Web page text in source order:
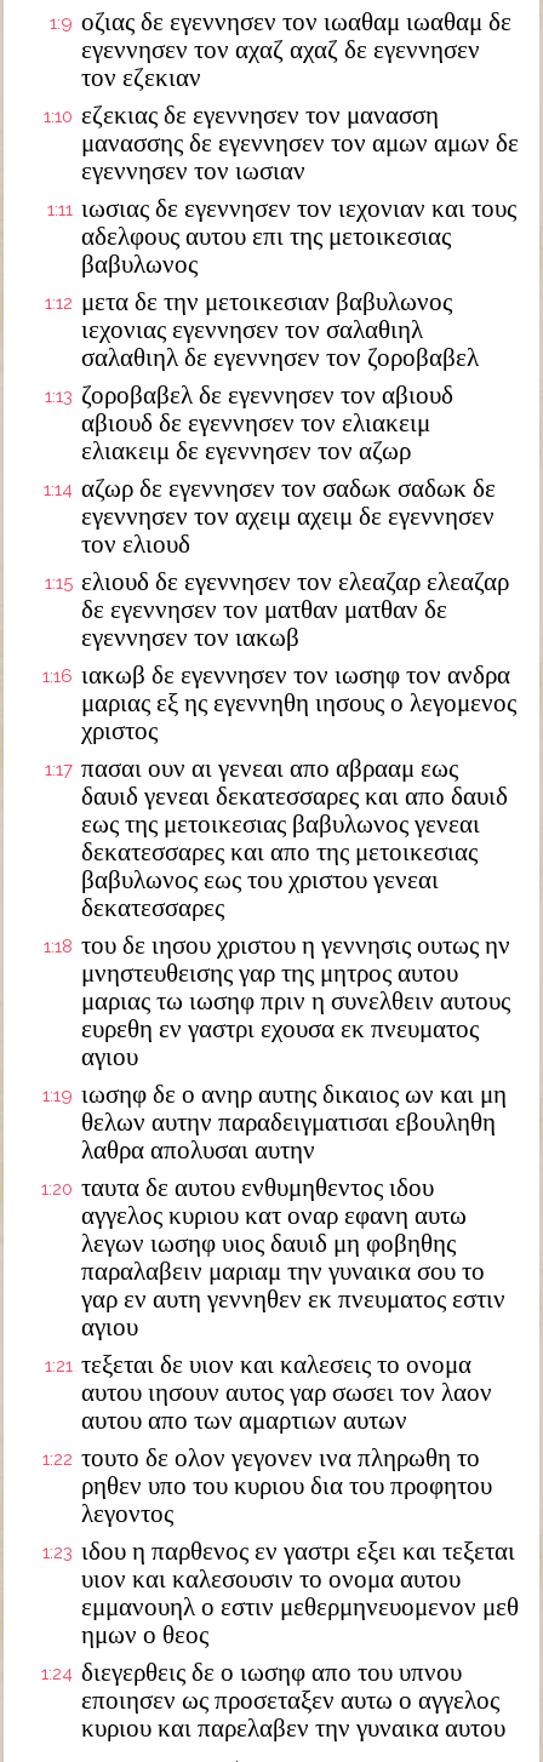
1:9 οζιας δε εγεννησεν τον ιωαθαμ ιωαθαμ δε
εγεννησεν τον αχαζ αχαζ δε εγεννησεν
τον εζεκιαν
1:10 εζεκιας δε εγεννησεν τον μανασση
μανασσης δε εγεννησεν τον αμων αμων δε
εγεννησεν τον ιωσιαν
1:11 ιωσιας δε εγεννησεν τον ιεχονιαν και τους
αδελφους αυτου επι της μετοικεσιας
βαβυλωνος
1:12 μετα δε την μετοικεσιαν βαβυλωνος
ιεχονιας εγεννησεν τον σαλαθιηλ
σαλαθιηλ δε εγεννησεν τον ζοροβαβελ
1:13 ζοροβαβελ δε εγεννησεν τον αβιουδ
αβιουδ δε εγεννησεν τον ελιακειμ
ελιακειμ δε εγεννησεν τον αζωρ
1:14 αζωρ δε εγεννησεν τον σαδωκ σαδωκ δε
εγεννησεν τον αχειμ αχειμ δε εγεννησεν
τον ελιουδ
1:15 ελιουδ δε εγεννησεν τον ελεαζαρ ελεαζαρ
δε εγεννησεν τον ματθαν ματθαν δε
εγεννησεν τον ιακωβ
1:16 ιακωβ δε εγεννησεν τον ιωσηφ τον ανδρα
μαριας εξ ης εγεννηθη ιησους ο λεγομενος
χριστος
1:17 πασαι ουν αι γενεαι απο αβρααμ εως
δαυιδ γενεαι δεκατεσσαρες και απο δαυιδ
εως της μετοικεσιας βαβυλωνος γενεαι
δεκατεσσαρες και απο της μετοικεσιας
βαβυλωνος εως του χριστου γενεαι
δεκατεσσαρες
1:18 του δε ιησου χριστου η γεννησις ουτως ην
μνηστευθεισης γαρ της μητρος αυτου
μαριας τω ιωσηφ πριν η συνελθειν αυτους
ευρεθη εν γαστρι εχουσα εκ πνευματος
αγιου
1:19 ιωσηφ δε ο ανηρ αυτης δικαιος ων και μη
θελων αυτην παραδειγματισαι εβουληθη
λαθρα απολυσαι αυτην
1:20 ταυτα δε αυτου ενθυμηθεντος ιδου
αγγελος κυριου κατ οναρ εφανη αυτω
λεγων ιωσηφ υιος δαυιδ μη φοβηθης
παραλαβειν μαριαμ την γυναικα σου το
γαρ εν αυτη γεννηθεν εκ πνευματος εστιν
αγιου
1:21 τεξεται δε υιον και καλεσεις το ονομα
αυτου ιησουν αυτος γαρ σωσει τον λαον
αυτου απο των αμαρτιων αυτων
1:22 τουτο δε ολον γεγονεν ινα πληρωθη το
ρηθεν υπο του κυριου δια του προφητου
λεγοντος
1:23 ιδου η παρθενος εν γαστρι εξει και τεξεται
υιον και καλεσουσιν το ονομα αυτου
εμμανουηλ ο εστιν μεθερμηνευομενον μεθ
ημων ο θεος
1:24 διεγερθεις δε ο ιωσηφ απο του υπνου
εποιησεν ως προσεταξεν αυτω ο αγγελος
κυριου και παρελαβεν την γυναικα αυτου